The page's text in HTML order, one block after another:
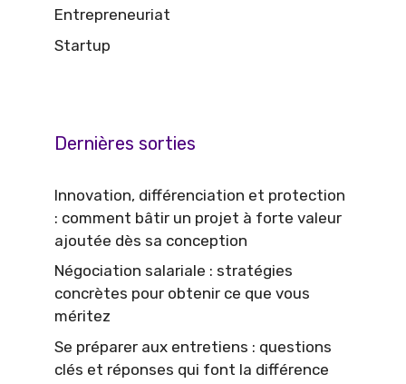
Entrepreneuriat
Startup
Dernières sorties
Innovation, différenciation et protection
: comment bâtir un projet à forte valeur
ajoutée dès sa conception
Négociation salariale : stratégies
concrètes pour obtenir ce que vous
méritez
Se préparer aux entretiens : questions
clés et réponses qui font la différence